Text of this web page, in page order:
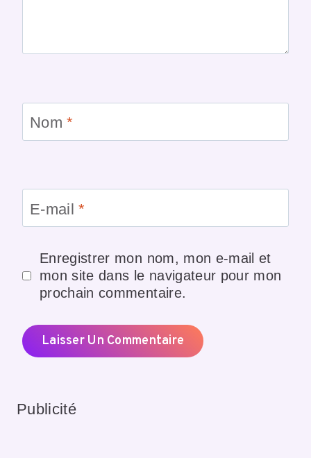
Nom*
E-mail*
Enregistrer mon nom, mon e-mail et
mon site dans le navigateur pour mon
prochain commentaire.
Publicité